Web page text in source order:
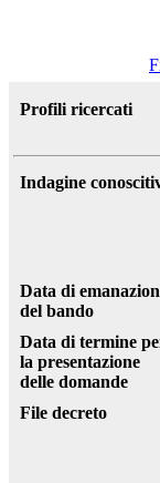
Profili ricercati
Indagine
Data di
del bando
Data di termine
la presentazione
delle domande
File decreto